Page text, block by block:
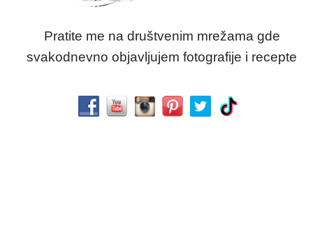
Pratite me na društvenim mrežama gde
svakodnevno objavljujem fotografije i recepte